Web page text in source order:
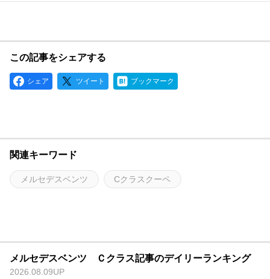
この記事をシェアする
シェア ツイート ブックマーク
関連キーワード
メルセデスベンツ Cクラスクーペ
メルセデスベンツ Ｃクラス記事のデイリーランキング
2026.08.09UP